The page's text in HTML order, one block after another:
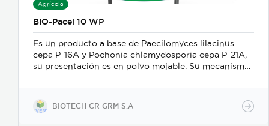
Agrícola
BIO-Pacel 10 WP
Es un producto a base de Paecilomyces lilacinus
cepa P-16A y Pochonia chlamydosporia cepa P-21A,
su presentación es en polvo mojable. Su mecanismo
contacto, se adhiere a las masas de huevos, forma
apresorios con hifas que ingresan a través de los
poros de la vitelina, posteriormente prolifera en los
BIOTECH CR GRM S.A